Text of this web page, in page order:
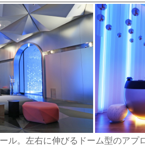
ル。左右に伸びるドーム型のアプ